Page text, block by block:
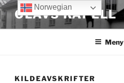
Gå
til
innhold
OLAVS KAPELL
Meny
KILDEAVSKRIFTER
Norwegian